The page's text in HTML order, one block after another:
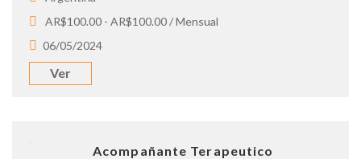
AR$100.00 - AR$100.00 / Mensual
06/05/2024
Ver
Acompañante Terapeutico